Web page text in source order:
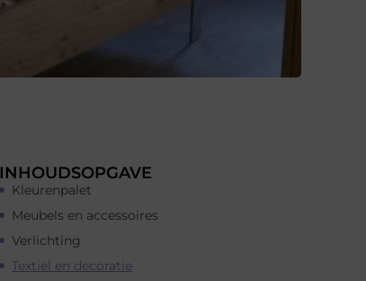
INHOUDSOPGAVE
Kleurenpalet
Meubels en accessoires
Verlichting
Textiel en decoratie